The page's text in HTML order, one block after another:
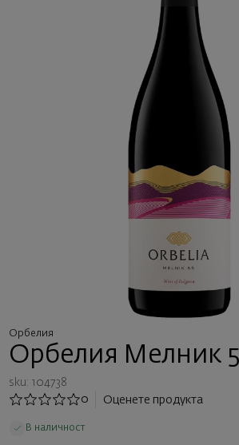
Орбелия
Орбелия Мелник
sku: 104738
0
Оценете продукта
В наличност